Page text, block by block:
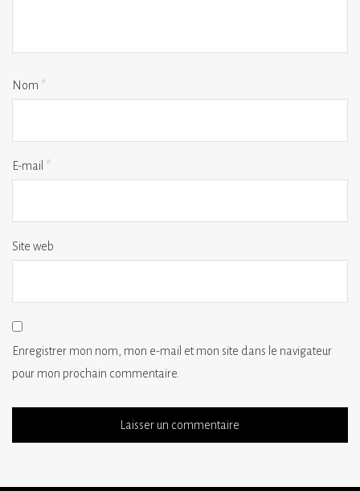
Nom *
E-mail *
Site web
Enregistrer mon nom, mon e-mail et mon site dans le navigateur
pour mon prochain commentaire.